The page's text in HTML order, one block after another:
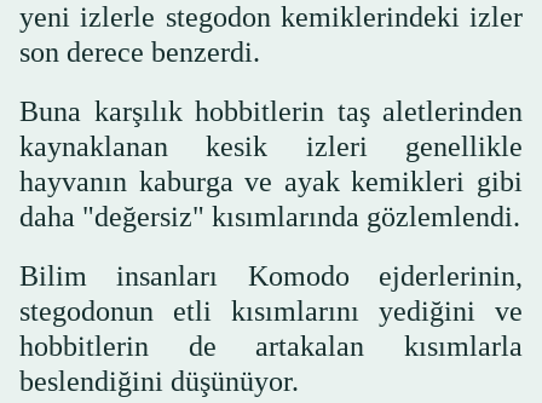
yeni izlerle stegodon kemiklerindeki izler
son derece benzerdi.
Buna karşılık hobbitlerin taş aletlerinden
kaynaklanan kesik izleri genellikle
hayvanın kaburga ve ayak kemikleri gibi
daha "değersiz" kısımlarında gözlemlendi.
Bilim insanları Komodo ejderlerinin,
stegodonun etli kısımlarını yediğini ve
hobbitlerin de artakalan kısımlarla
beslendiğini düşünüyor.